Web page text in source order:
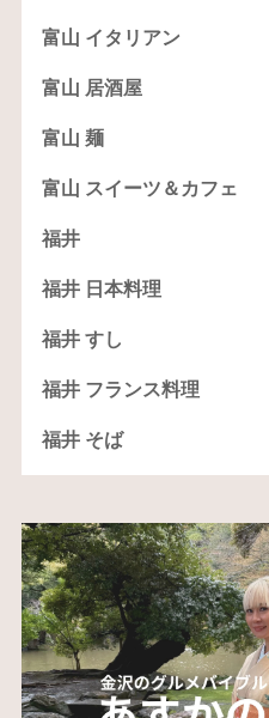
富山 イタリアン
富山 居酒屋
富山 麺
富山 スイーツ＆カフェ
福井
福井 日本料理
福井 すし
福井 フランス料理
福井 そば